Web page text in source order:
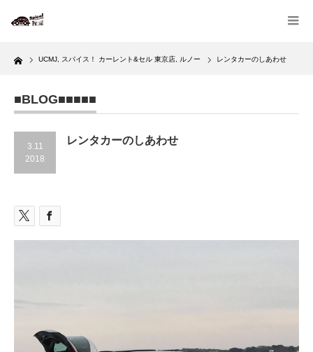
Home UCMJ スパイス！ カーレント&セル 東京店 ルノー レンタカーのしあわせ
■BLOG■■■■■
3.11
2018
レンタカーのしあわせ